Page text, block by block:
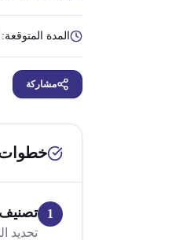
المدة المتوقعة:
مشاركة
خطوات
1 تصنيف
تحديد